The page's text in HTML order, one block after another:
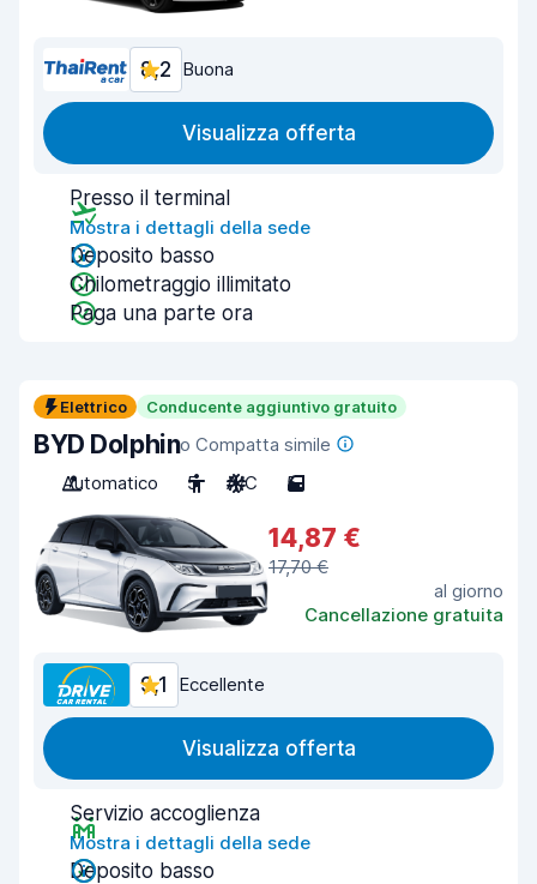
8,2 Buona
Visualizza offerta
Presso il terminal
Mostra i dettagli della sede
Deposito basso
Chilometraggio illimitato
Paga una parte ora
Elettrico Conducente aggiuntivo gratuito
BYD Dolphino Compatta simile
Automatico
5 A/C 5
14,87 €
17,70 €
al giorno
Cancellazione gratuita
9,1 Eccellente
Visualizza offerta
Servizio accoglienza
Mostra i dettagli della sede
Deposito basso